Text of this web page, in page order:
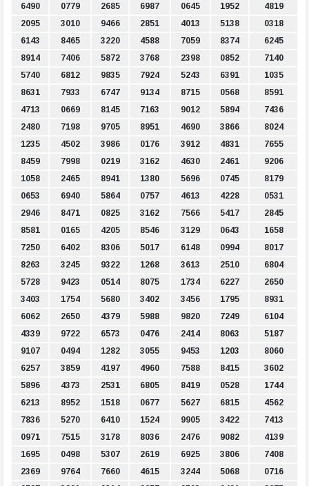
6490
0779 2685 6987 0645 1952
4819
2095
3010 9466 2851 4013 5138
0318
6143
8465 3220 4588 7059 8374
6245
8914
7406 5872 3768 2398 0852
7140
5740
6812 9835 7924 5243 6391
1035
8631
7933 6747 9134 8715 0568
8591
4713
0669 8145 7163 9012 5894
7436
2480
7198 9705 8951 4690 3866
8024
1235
4502 3986 0176 3912 4831
7655
8459
7998 0219 3162 4630 2461
9206
1058
2465 8941 1380 5696 0745
8179
0653
6940 5864 0757 4613 4228
0531
2946
8471 0825 3162 7566 5417
2845
8581
0165 4205 8546 3129 0643
1658
7250
6402 8306 5017 6148 0994
8017
8263
3245 9322 1268 3613 2510
6804
5728
9423 0514 8075 1734 6227
2650
3403
1754 5680 3402 3456 1795
8931
6062
2650 4379 5988 9820 7249
6104
4339
9722 6573 0476 2414 8063
5187
9107
0494 1282 3055 9453 1203
8060
6257
3859 4197 4960 7588 8415
3602
5896
4373 2531 6805 8419 0528
1744
6213
8952 1518 0677 5627 6815
4562
7836
5270 6410 1524 9905 3422
7413
0971
7515 3178 8036 2476 9082
4139
1695
0498 5307 2619 6925 3806
7408
2369
9764 7660 4615 3244 5068
0716